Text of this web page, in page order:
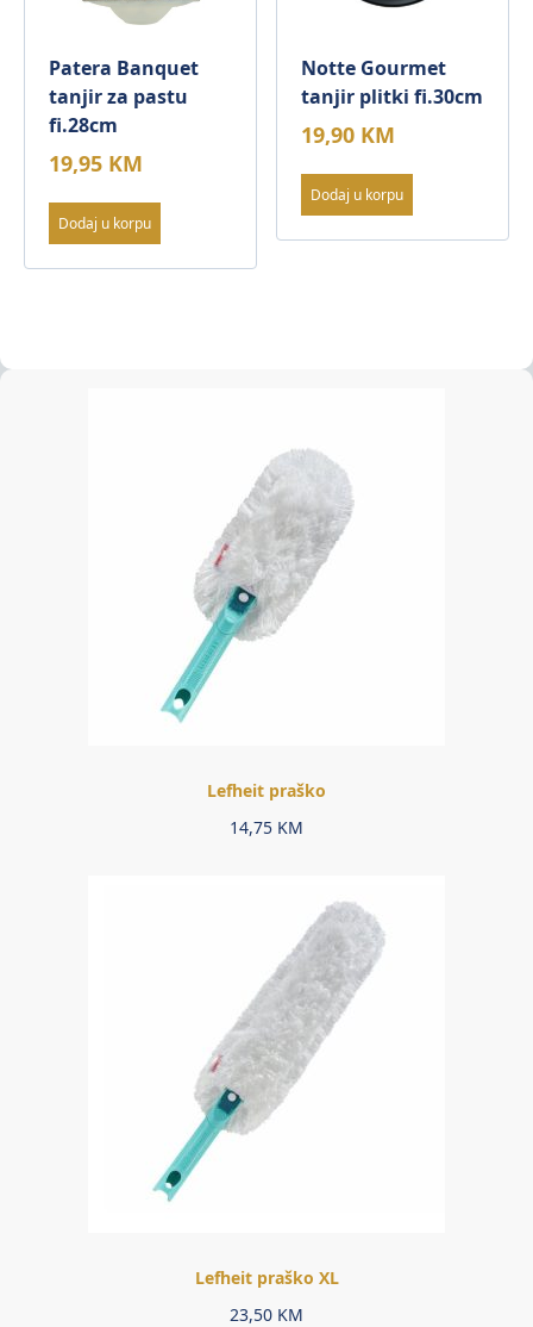
Patera Banquet
tanjir za pastu
fi.28cm
19,95 KM
Dodaj u korpu
Notte Gourmet
tanjir plitki fi.30cm
19,90 KM
Dodaj u korpu
Lefheit praško
14,75 KM
Lefheit praško XL
23,50 KM